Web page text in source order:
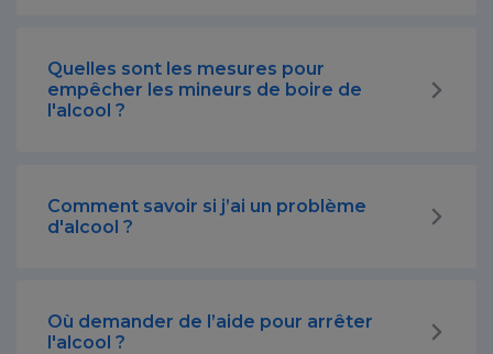
Quelles sont les mesures pour
empêcher les mineurs de boire de
l'alcool ?
Comment savoir si j’ai un problème
d'alcool ?
Où demander de l’aide pour arrêter
l'alcool ?